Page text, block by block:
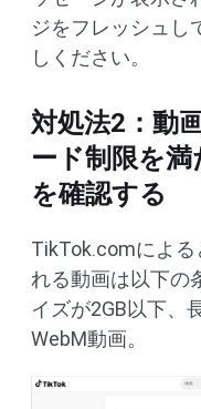
ジをフレッシュし
しください。
対処法2：動
ード制限を
を確認する
TikTok.comによ
れる動画は以下の
イズが2GB以下、
WebM動画。